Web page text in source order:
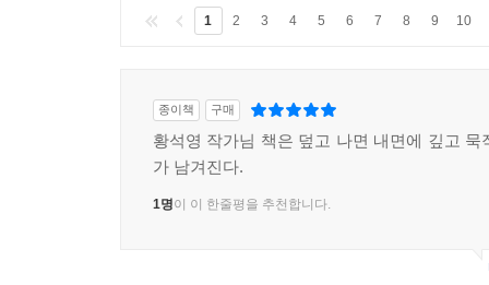
1 2 3 4 5 6 7 8 9 10
종이책 구매
황석영 작가님 책은 덮고 나면 내면에 깊고 묵
가 남겨진다.
1명이 이 한줄평을 추천합니다.